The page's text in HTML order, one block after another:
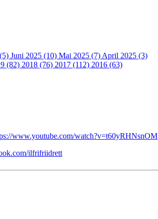
Juni 2025 (10) Mai 2025 (7) April 2025 (3)
(82) 2018 (76) 2017 (112) 2016 (63)
www.youtube.com/watch?v=t60yRHNsnOM
ilfrifriidrett